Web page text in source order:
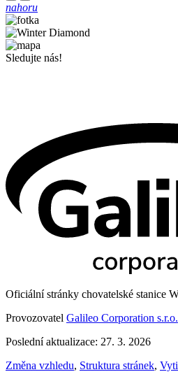
nahoru
Sledujte nás!
Oficiální stránky chovatelské stanice
Provozovatel Galileo Corporation s.r.o.
Poslední aktualizace: 27. 3. 2026
Změna vzhledu, Struktura stránek,